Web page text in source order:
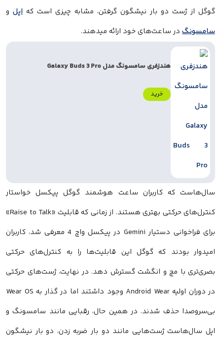
گوگل از ژست دو بار نیشگون گرفتن، مشابه چیزی است که اپل و
سامسونگ در ساعت‌های خود ارائه میدهند.
هندزفری سامسونگ مدل Galaxy Buds 3 Pro
خرید
سال‌هاست که کاربران ساعت هوشمند گوگل پیکسل خواستار
کنترل‌های حرکتی بهتری هستند. از زمانی که قابلیت «Raise to Talk»
برای فراخوانی دستیار Gemini در پیکسل واچ 4 معرفی شد، کاربران
امیدوار بودند که گوگل این قابلیت‌ها را به کنترل‌های حرکتی
بصری‌تری با مچ و انگشت گسترش دهد. در نهایت، ژست‌های حرکتی
در دوران اولیه Android Wear وجود داشتند اما در گذار به Wear OS
بی‌سروصدا حذف شدند. در همین حال، رقبایی مانند سامسونگ و
اپل سال‌هاست ژست‌هایی مانند دو بار ضربه زدن، دو بار نیشگون